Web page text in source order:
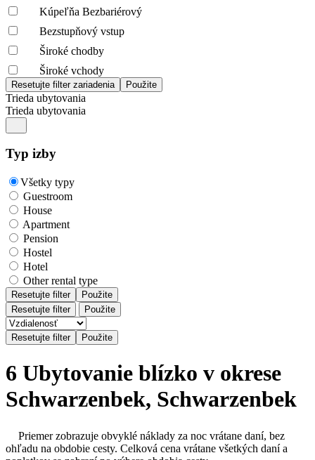
Kúpeľňa Bezbariérový
Bezstupňový vstup
Široké chodby
Široké vchody
Trieda ubytovania
Trieda ubytovania
Typ izby
Všetky typy
Guestroom
House
Apartment
Pension
Hostel
Hotel
Other rental type
Resetujte filter
Použite
Resetujte filter
Použite
6 Ubytovanie blízko v okrese
Schwarzenbek, Schwarzenbek
Priemer zobrazuje obvyklé náklady za noc vrátane daní, bez
ohľadu na obdobie cesty. Celková cena vrátane všetkých daní a